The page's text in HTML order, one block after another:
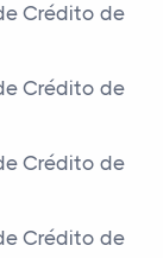
Crédito de
Crédito de
Crédito de
Crédito de